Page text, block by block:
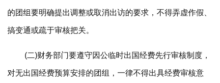
的团组要明确提出调整或取消出访的要求，不得弄虚作假、
搞变通或疏于审核把关。
(二)财务部门要遵守因公临时出国经费先行审核制度，
对无出国经费预算安排的团组，一律不得出具经费审核意